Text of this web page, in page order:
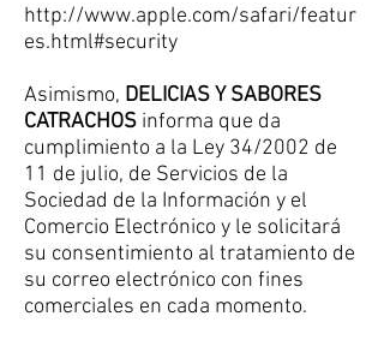
http://www.apple.com/safari/featur
es.html#security
Asimismo, DELICIAS Y SABORES
CATRACHOS informa que da
cumplimiento a la Ley 34/2002 de
11 de julio, de Servicios de la
Sociedad de la Información y el
Comercio Electrónico y le solicitará
su consentimiento al tratamiento de
su correo electrónico con fines
comerciales en cada momento.